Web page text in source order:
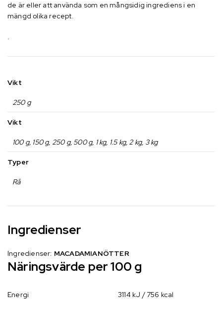
de är eller att använda som en mångsidig ingrediens i en
mängd olika recept.
.
Vikt
250 g
Vikt
100 g, 150 g, 250 g, 500 g, 1 kg, 1.5 kg, 2 kg, 3 kg
Typer
Rå
Ingredienser
Ingredienser: MACADAMIANÖTTER
Näringsvärde per 100 g
Energi 3114 kJ / 756 kcal